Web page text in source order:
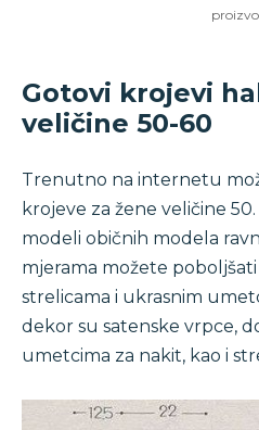
Gotovi krojevi
veličine 50-60
Trenutno na internetu
krojeve za žene veličine
modeli običnih modela
mjerama možete
strelicama i ukrasnim
dekor su satenske vrpce,
umetcima za nakit, kao i